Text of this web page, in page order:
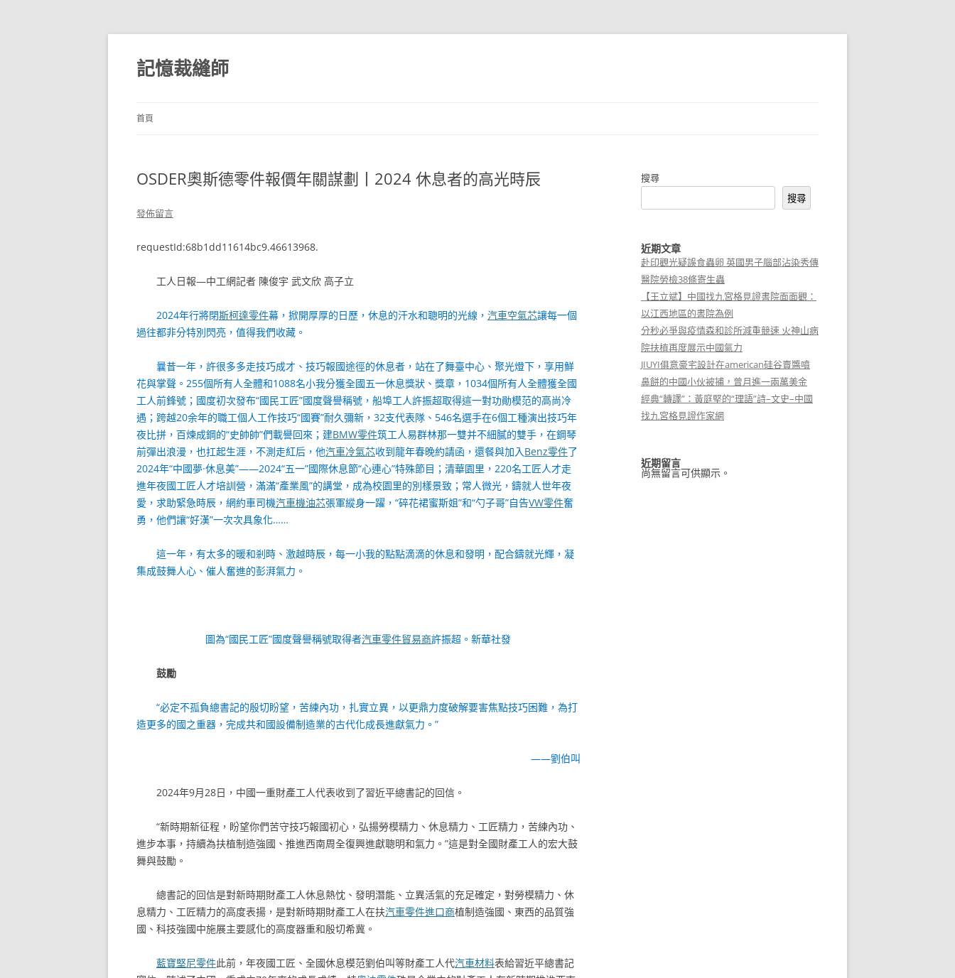
跳
主
要
內
記憶裁縫師
首頁
OSDER奧斯德零件報價年關謀劃丨2024 休息者的高光時辰
發佈留言
requestId:68b1dd11614bc9.46613968.
工人日報—中工網記者 陳俊宇 武文欣 高子立
2024年行將閉斯柯達零件幕，掀開厚厚的日歷，休息的汗水和聰明的光線， 汽車空氣芯讓每一個
過往都非分特別閃亮，值得我們收藏。
曩昔一年，許很多多走技巧成才、技巧報國途徑的休息者，站在了舞臺中心、聚光燈下，享用鮮
花與掌聲。255個所有人全體和1088名小我分獲全國五一休息獎狀、獎章，1034個所有人全體獲全國
工人前鋒號；國度初次發布“國民工匠”國度聲譽稱號，船埠工人許振超取得這一對功勛模范的高尚冷
遇；跨越20余年的職工個人工作技巧“國賽”耐久彌新，32支代表隊、546名選手在6個工種演出技巧年
夜比拼，百煉成鋼的“史帥帥”們載譽回來；建BMW零件筑工人易群林那一雙并不細膩的雙手，在鋼琴
前彈出浪漫，也扛起生涯，不測走紅后，他汽車冷氣芯收到龍年春晚約請函，還餐與加入Benz零件了
2024年“中國夢·休息美”——2024“五一”國際休息節“心連心”特殊節目；清華園里，220名工匠人才走
進年夜國工匠人才培訓營，滿滿“產業風”的講堂，成為校園里的別樣景致；常人微光，鑄就人世年夜
愛，求助緊急時辰，網約車司機汽車機油芯張軍縱身一躍，“碎花裙蜜斯姐”和“勺子哥”自告VW零件奮
勇，他們讓“好漢”一次次具象化……
這一年，有太多的暖和剎時、激越時辰，每一小我的點點滴滴的休息和發明，配合鑄就光輝，凝
集成鼓舞人心、催人奮進的彭湃氣力。
圖為“國民工匠”國度聲譽稱號取得者汽車零件貿易商許振超。新華社發
鼓勵
“必定不孤負總書記的殷切盼望，苦練內功，扎實立異，以更鼎力度破解要害焦點技巧困難，為打
造更多的國之重器，完成共和國設備制造業的古代化成長進獻氣力。”
——劉伯叫
2024年9月28日，中國一重財產工人代表收到了習近平總書記的回信。
“新時期新征程，盼望你們苦守技巧報國初心，弘揚勞模精力、休息精力、工匠精力，苦練內功、
進步本事，持續為扶植制造強國、推進西南周全復興進獻聰明和氣力。”這是對全國財產工人的宏大鼓
舞與鼓勵。
總書記的回信是對新時期財產工人休息熱忱、發明潛能、立異活氣的充足確定，對勞模精力、休
息精力、工匠精力的高度表揚，是對新時期財產工人在扶汽車零件進口商植制造強國、東西的品質強
國、科技強國中施展主要感化的高度器重和殷切希冀。
藍寶堅尼零件此前，年夜國工匠、全國休息模范劉伯叫等財產工人代汽車材料表給習近平總書記
搜尋
搜尋
近期文章
赴印觀光疑誤食蟲卵 英國男子腦部沾染秀傳
醫院勞檢38條寄生蟲
【王立斌】中國找九宮格見證書院面面觀：
以江西地區的書院為例
分秒必爭與疫情森和診所減重競速 火神山病
院扶植再度展示中國氣力
JIUYI俱意豪宅設計在american硅谷賣醬噴
鼻餅的中國小伙被捕，曾月進一兩萬美金
經典“轉譯”：黃庭堅的“理語”詩–文史–中國
找九宮格見證作家網
近期留言
尚無留言可供顯示。